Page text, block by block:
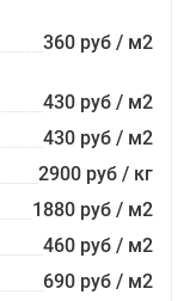
360 руб / м2
430 руб / м2
430 руб / м2
2900 руб / кг
1880 руб / м2
460 руб / м2
690 руб / м2